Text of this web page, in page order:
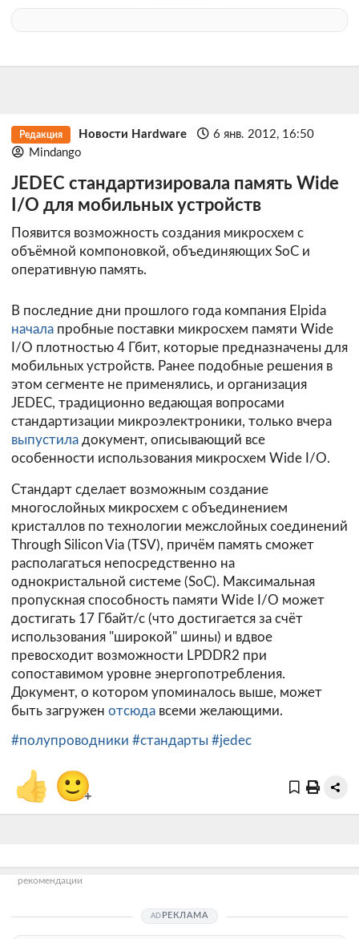
Редакция Новости Hardware
6 янв. 2012, 16:50
Mindango
JEDEC стандартизировала память Wide
I/O для мобильных устройств
Появится возможность создания микросхем с
объёмной компоновкой, объединяющих SoC и
оперативную память.
В последние дни прошлого года компания Elpida
начала пробные поставки микросхем памяти Wide
I/O плотностью 4 Гбит, которые предназначены для
мобильных устройств. Ранее подобные решения в
этом сегменте не применялись, и организация
JEDEC, традиционно ведающая вопросами
стандартизации микроэлектроники, только вчера
выпустила документ, описывающий все
особенности использования микросхем Wide I/O.
Стандарт сделает возможным создание
многослойных микросхем с объединением
кристаллов по технологии межслойных соединений
Through Silicon Via (TSV), причём память сможет
располагаться непосредственно на
однокристальной системе (SoC). Максимальная
пропускная способность памяти Wide I/O может
достигать 17 Гбайт/с (что достигается за счёт
использования "широкой" шины) и вдвое
превосходит возможности LPDDR2 при
сопоставимом уровне энергопотребления.
Документ, о котором упоминалось выше, может
быть загружен отсюда всеми желающими.
#полупроводники #стандарты #jedec
👍 🙂+
рекомендации
РЕКЛАМА